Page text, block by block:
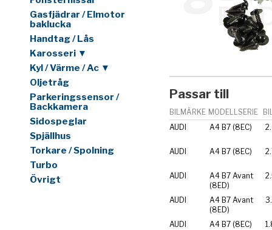
Gasfjädrar / Elmotor
baklucka
Handtag / Lås
Karosseri ▼
Kyl / Värme / Ac ▼
Oljetråg
Parkeringssensor /
Backkamera
Sidospeglar
Spjällhus
Torkare / Spolning
Turbo
Övrigt
Passar till
BILMÄRKE MODELLSERIE
AUDI
A4 B7 (8EC)
AUDI A4 B7 (8EC)
AUDI
A4 B7 Avant
(8ED)
AUDI
A4 B7 Avant
(8ED)
AUDI A4 B7 (8EC)